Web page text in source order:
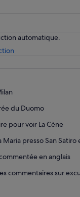
automatique.
S’ouvre
du Duomo
pour voir La Cène
Maria presso San
en anglais
commentaires sur